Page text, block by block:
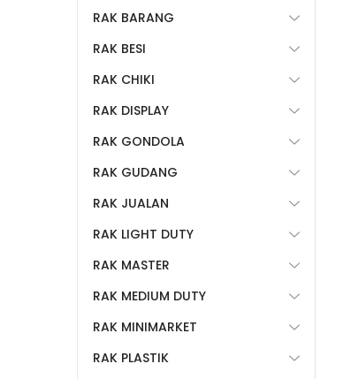
RAK BARANG
RAK BESI
RAK CHIKI
RAK DISPLAY
RAK GONDOLA
RAK GUDANG
RAK JUALAN
RAK LIGHT DUTY
RAK MASTER
RAK MEDIUM DUTY
RAK MINIMARKET
RAK PLASTIK